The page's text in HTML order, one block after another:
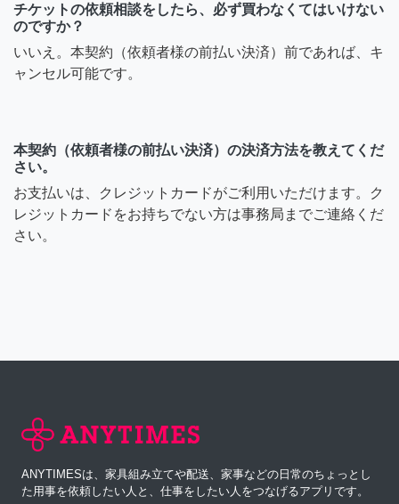
チケットの依頼相談をしたら、必ず買わなくてはいけない
のですか？
いいえ。本契約（依頼者様の前払い決済）前であれば、キ
ャンセル可能です。
本契約（依頼者様の前払い決済）の決済方法を教えてくだ
さい。
お支払いは、クレジットカードがご利用いただけます。ク
レジットカードをお持ちでない方は事務局までご連絡くだ
さい。
ANYTIMESは、家具組み立てや配送、家事などの日常のちょっとし
た用事を依頼したい人と、仕事をしたい人をつなげるアプリです。